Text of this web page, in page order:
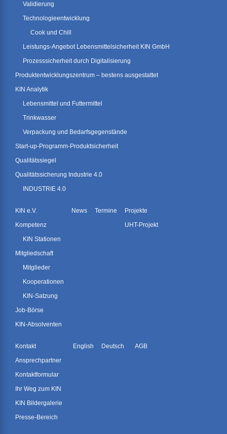
Validierung
Technologieentwicklung
Cook und Chill
Leistungs-Angebot Lebensmittelsicherheit KIN GmbH
Prozesssicherheit durch Digitalisierung
Produktentwicklungszentrum – bestens ausgestattet
KIN Analytik
Lebensmittel und Futtermittel
Trinkwasser
Verpackung und Bedarfsgegenstände
Start-up-Programm-Produktsicherheit
Qualitätssiegel
Qualitätssicherung Industrie 4.0
INDUSTRIE 4.0
KIN e.V.
Kompetenz
KIN Stationen
Mitgliedschaft
Mitglieder
Kooperationen
KIN-Satzung
Job-Börse
KIN-Absolventen
News Termine
Projekte
UHT-Projekt
Kontakt
Ansprechpartner
Kontaktformular
Ihr Weg zum KIN
KIN Bildergalerie
Presse-Bereich
English Deutsch AGB